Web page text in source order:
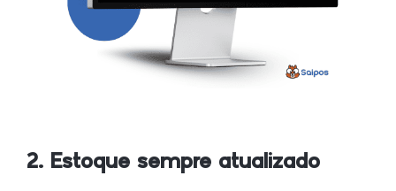
2. Estoque sempre atualizado